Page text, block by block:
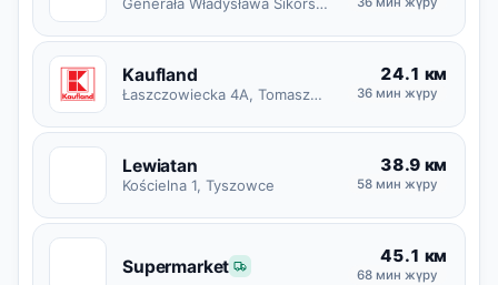
Kaufland
Łaszczowiecka 4A, Tomaszów Lubelski
24.1 км
36 мин жүру
Lewiatan
Kościelna 1, Tyszowce
38.9 км
58 мин жүру
Supermarket 45.1 км
68 мин жүру